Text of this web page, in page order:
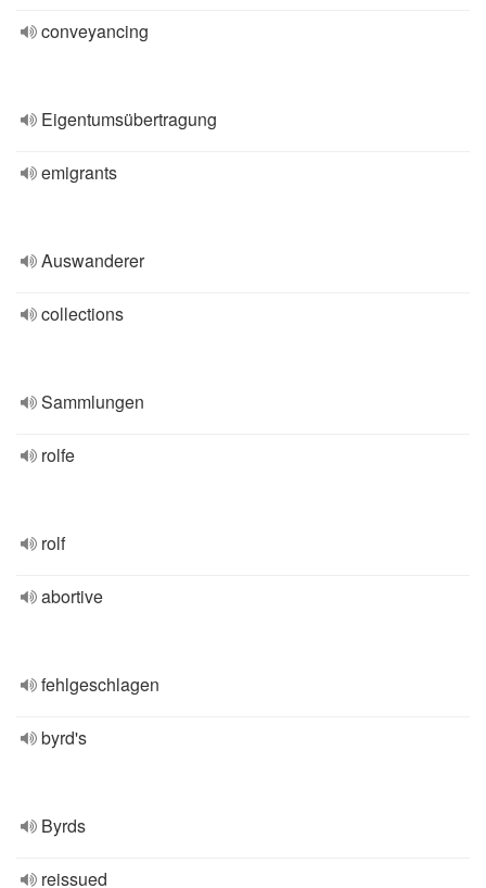
conveyancing
Eigentumsübertragung
emigrants
Auswanderer
collections
Sammlungen
rolfe
rolf
abortive
fehlgeschlagen
byrd's
Byrds
reissued